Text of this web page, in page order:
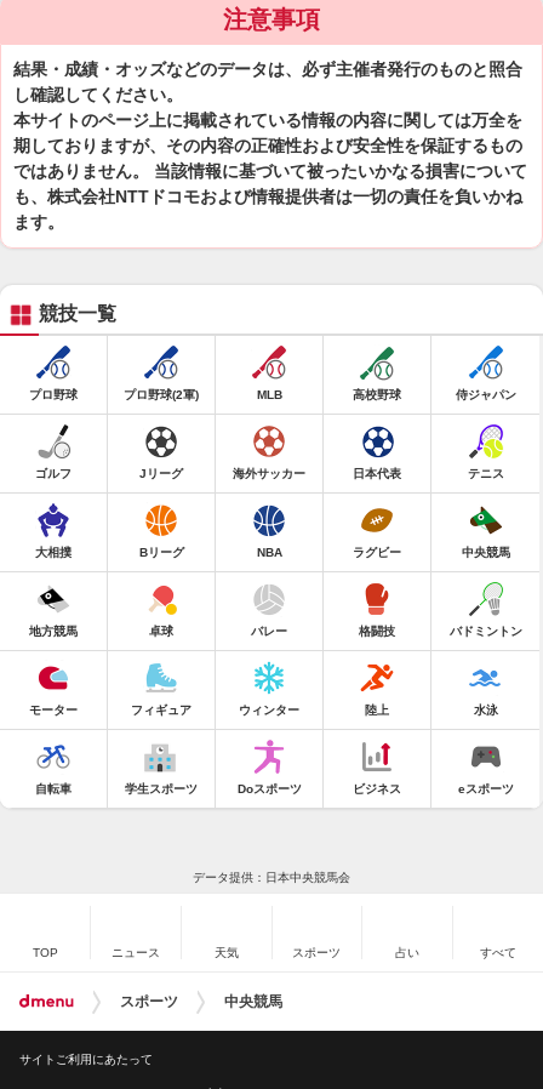
注意事項
結果・成績・オッズなどのデータは、必ず主催者発行のものと照合
し確認してください。
本サイトのページ上に掲載されている情報の内容に関しては万全を
期しておりますが、その内容の正確性および安全性を保証するもの
ではありません。 当該情報に基づいて被ったいかなる損害について
も、株式会社NTTドコモおよび情報提供者は一切の責任を負いかね
ます。
競技一覧
プロ野球 プロ野球(2軍) MLB 高校野球 侍ジャパン
ゴルフ Jリーグ 海外サッカー 日本代表 テニス
大相撲 Bリーグ NBA ラグビー 中央競馬
地方競馬 卓球 バレー 格闘技 バドミントン
モーター フィギュア ウィンター 陸上 水泳
自転車 学生スポーツ Doスポーツ ビジネス eスポーツ
データ提供：日本中央競馬会
TOP ニュース 天気 スポーツ 占い すべて
スポーツ 中央競馬
サイトご利用にあたって